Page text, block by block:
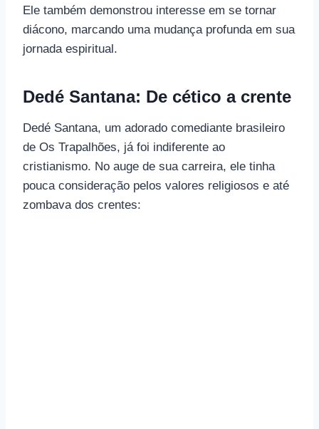
Ele também demonstrou interesse em se tornar
diácono, marcando uma mudança profunda em sua
jornada espiritual.
Dedé Santana: De cético a crente
Dedé Santana, um adorado comediante brasileiro
de Os Trapalhões, já foi indiferente ao
cristianismo. No auge de sua carreira, ele tinha
pouca consideração pelos valores religiosos e até
zombava dos crentes: